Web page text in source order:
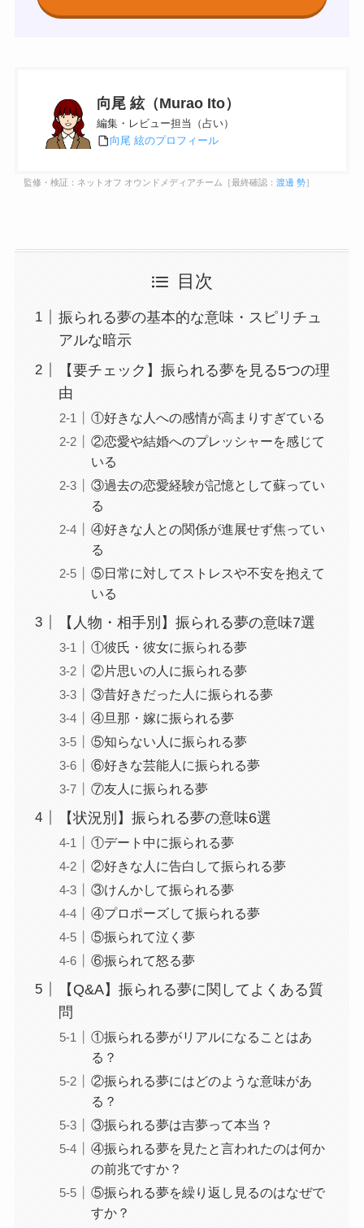
向尾 絃（Murao Ito）
編集・レビュー担当（占い）
向尾 絃のプロフィール
監修・検証：ネットオフ オウンドメディアチーム［最終確認： 渡邊 勢］
目次
振られる夢の基本的な意味・スピリチュ
アルな暗示
【要チェック】振られる夢を見る5つの理
由
①好きな人への感情が高まりすぎている
②恋愛や結婚へのプレッシャーを感じて
いる
③過去の恋愛経験が記憶として蘇ってい
る
④好きな人との関係が進展せず焦ってい
る
⑤日常に対してストレスや不安を抱えて
いる
【人物・相手別】振られる夢の意味7選
①彼氏・彼女に振られる夢
②片思いの人に振られる夢
③昔好きだった人に振られる夢
④旦那・嫁に振られる夢
⑤知らない人に振られる夢
⑥好きな芸能人に振られる夢
⑦友人に振られる夢
【状況別】振られる夢の意味6選
①デート中に振られる夢
②好きな人に告白して振られる夢
③けんかして振られる夢
④プロポーズして振られる夢
⑤振られて泣く夢
⑥振られて怒る夢
【Q&A】振られる夢に関してよくある質
問
①振られる夢がリアルになることはあ
る？
②振られる夢にはどのような意味があ
る？
③振られる夢は吉夢って本当？
④振られる夢を見たと言われたのは何か
の前兆ですか？
⑤振られる夢を繰り返し見るのはなぜで
すか？